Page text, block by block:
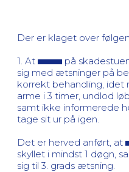
Der er klaget over
1. At
på
sig med ætsninger på
korrekt behandling, idet
arme i 3 timer, undlod
samt ikke informerede
tage sit ur på igen.
Det er herved anført, at
skyllet i mindst 1 døgn,
sig til 3. grads ætsning.